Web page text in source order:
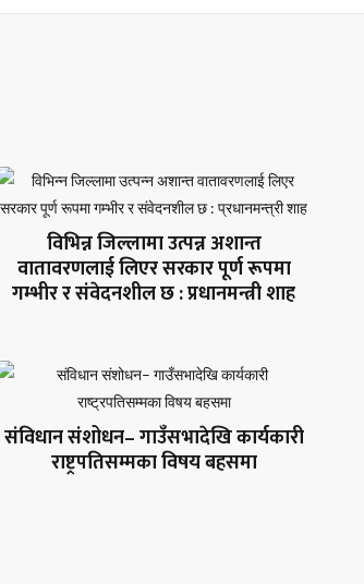
विभिन्न जिल्लामा उत्पन्न अशान्त
वातावरणलाई लिएर सरकार पूर्ण रूपमा
गम्भीर र संवेदनशील छ : प्रधानमन्त्री शाह
संविधान संशोधन– गाउँसभादेखि कार्यकारी
राष्ट्रपतिसम्मका विषय बहसमा